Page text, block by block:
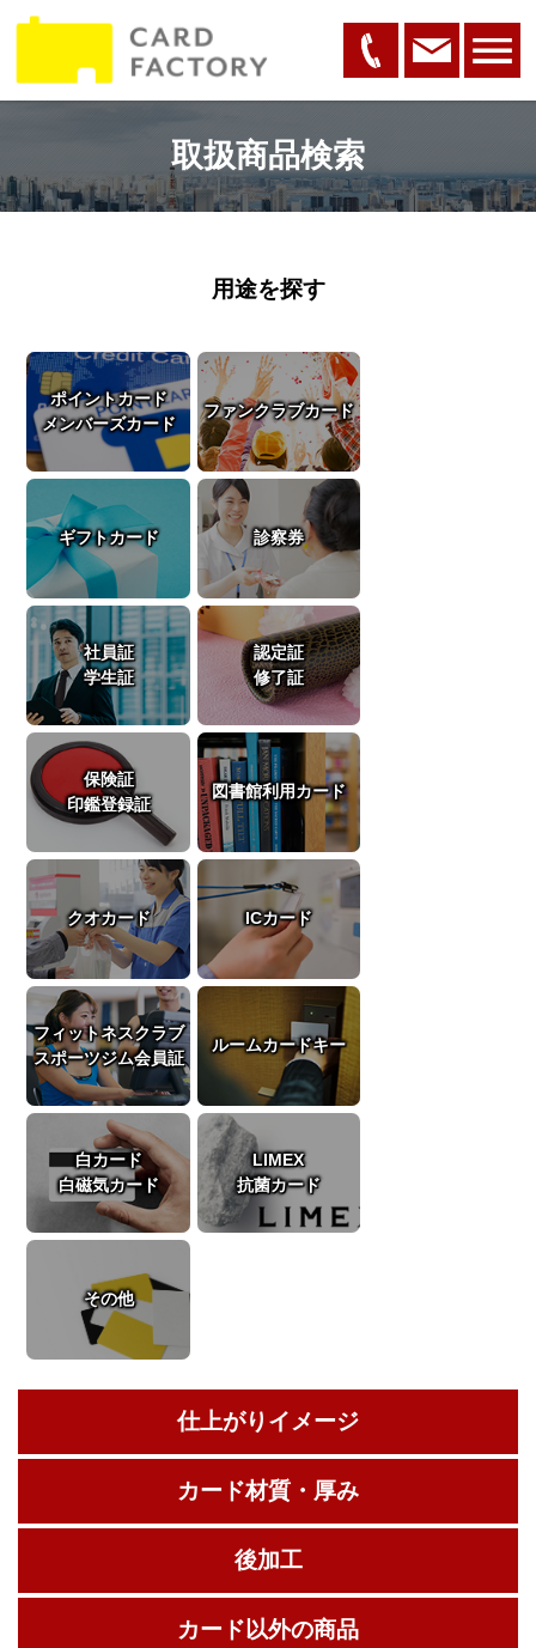
取扱商品検索
用途を探す
ポイントカード
メンバーズカード
ファンクラブカード
ギフトカード 診察券
社員証
学生証
認定証
修了証
保険証
印鑑登録証
図書館利用カード
クオカード ICカード
フィットネスクラブ
スポーツジム会員証
ルームカードキー
白カード
白磁気カード
LIMEX
抗菌カード
その他
仕上がりイメージ
カード材質・厚み
後加工
カード以外の商品